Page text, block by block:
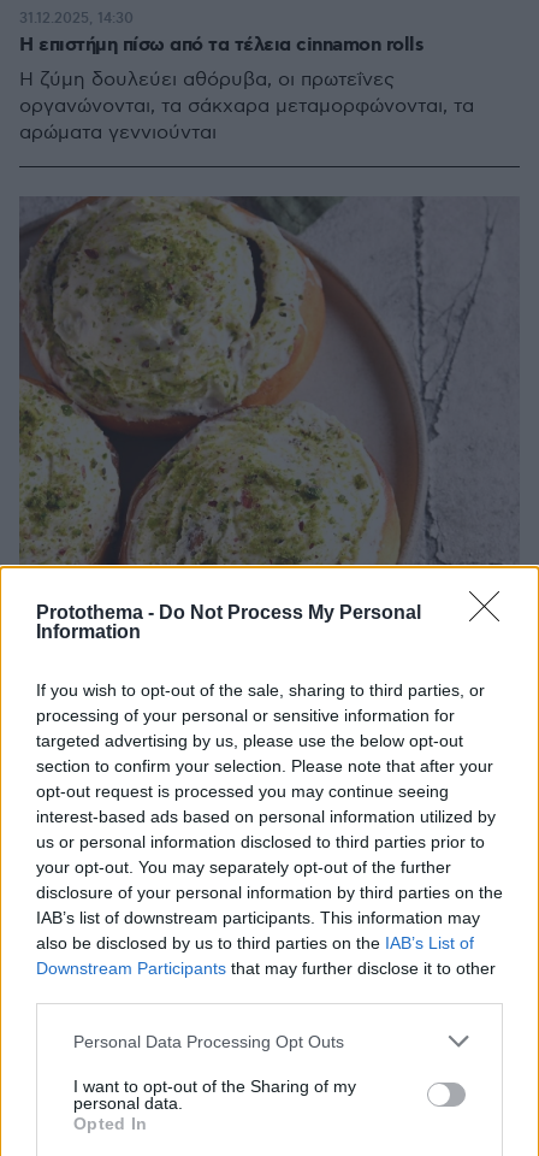
Protothema - Do Not Process My Personal
Information
If you wish to opt-out of the sale, sharing to third parties, or
processing of your personal or sensitive information for
targeted advertising by us, please use the below opt-out
section to confirm your selection. Please note that after your
opt-out request is processed you may continue seeing
interest-based ads based on personal information utilized by
us or personal information disclosed to third parties prior to
your opt-out. You may separately opt-out of the further
disclosure of your personal information by third parties on the
IAB’s list of downstream participants. This information may
also be disclosed by us to third parties on the IAB’s List of
Downstream Participants that may further disclose it to other
Please note that this website/app uses one or more Google
not limited to your visit or usage behaviour. You may click to
grant or deny consent to Google and its third-party tags to
use your data for below specified purposes in below Google
Personal Data Processing Opt Outs
I want to opt-out of the Sharing of my
personal data.
Opted In
Η επιστήμη πίσω από τα τέλεια cinnamon rolls
Η ζύμη δουλεύει αθόρυβα, οι πρωτεΐνες
οργανώνονται, τα σάκχαρα μεταμορφώνονται, τα
αρώματα γεννιούνται
31.12.2025, 14:30
Cinnamon Rolls με φιστίκι
Αν αγαπάτε τα cinnamon rolls, αυτή την αφράτη
συνταγή με τη φρέσκια μαγιά Το Χελιδόνι δεν θα
μπορείτε να τη βγάλετε από το μυαλό σας
24.11.2025, 15:00